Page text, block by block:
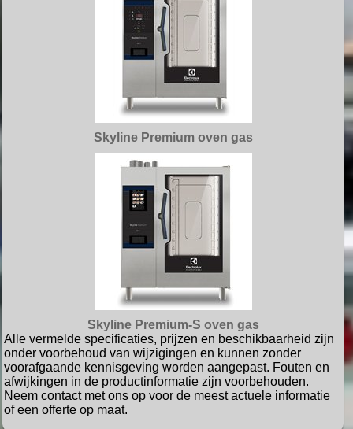
Skyline Premium oven gas
Skyline Premium-S oven gas
Alle vermelde specificaties, prijzen en beschikbaarheid zijn
onder voorbehoud van wijzigingen en kunnen zonder
voorafgaande kennisgeving worden aangepast. Fouten en
afwijkingen in de productinformatie zijn voorbehouden.
Neem contact met ons op voor de meest actuele informatie
of een offerte op maat.